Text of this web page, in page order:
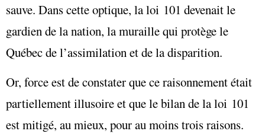
sauve. Dans cette optique, la loi 101 devenait le
gardien de la nation, la muraille qui protège le
Québec de l’assimilation et de la disparition.
Or, force est de constater que ce raisonnement était
partiellement illusoire et que le bilan de la loi 101
est mitigé, au mieux, pour au moins trois raisons.